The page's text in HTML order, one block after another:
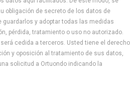
obligación de secreto de los datos de
guardarlos y adoptar todas las medidas
pérdida, tratamiento o uso no autorizado.
cedida a terceros. Usted tiene el derecho
y oposición al tratamiento de sus datos,
solicitud a Ortuondo indicando la